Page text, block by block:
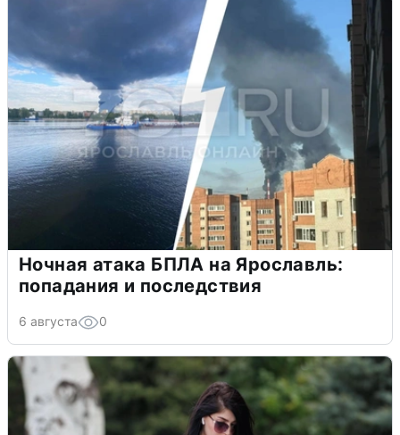
Ночная атака БПЛА на Ярославль:
попадания и последствия
6 августа 0